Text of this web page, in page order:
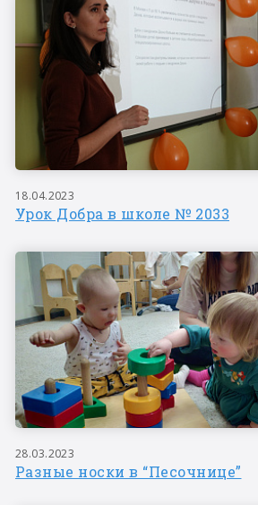
18.04.2023
Урок Добра в школе № 2033
28.03.2023
Разные носки в “Песочнице”